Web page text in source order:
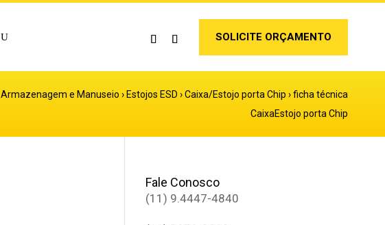
SOLICITE ORÇAMENTO
Armazenagem e Manuseio › Estojos ESD ›Caixa/Estojo porta Chip ›ficha técnica
CaixaEstojo porta Chip
Fale Conosco
(11) 9.4447-4840